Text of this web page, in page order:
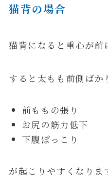
猫背の場合
猫背になると重心が前
すると太もも前側ばか
前ももの張り
お尻の筋力低下
下腹ぽっこり
が起こりやすくなりま